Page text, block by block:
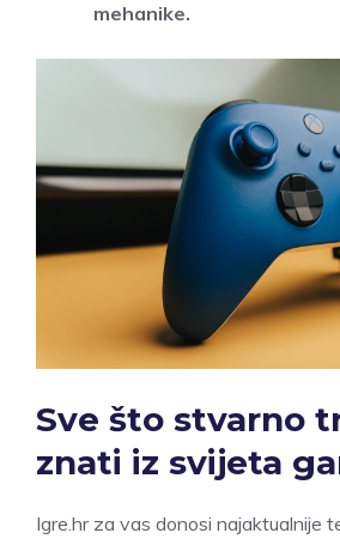
mehanike.
Sve što stvarno
znati iz svijeta
Igre.hr za vas donosi najaktualnije